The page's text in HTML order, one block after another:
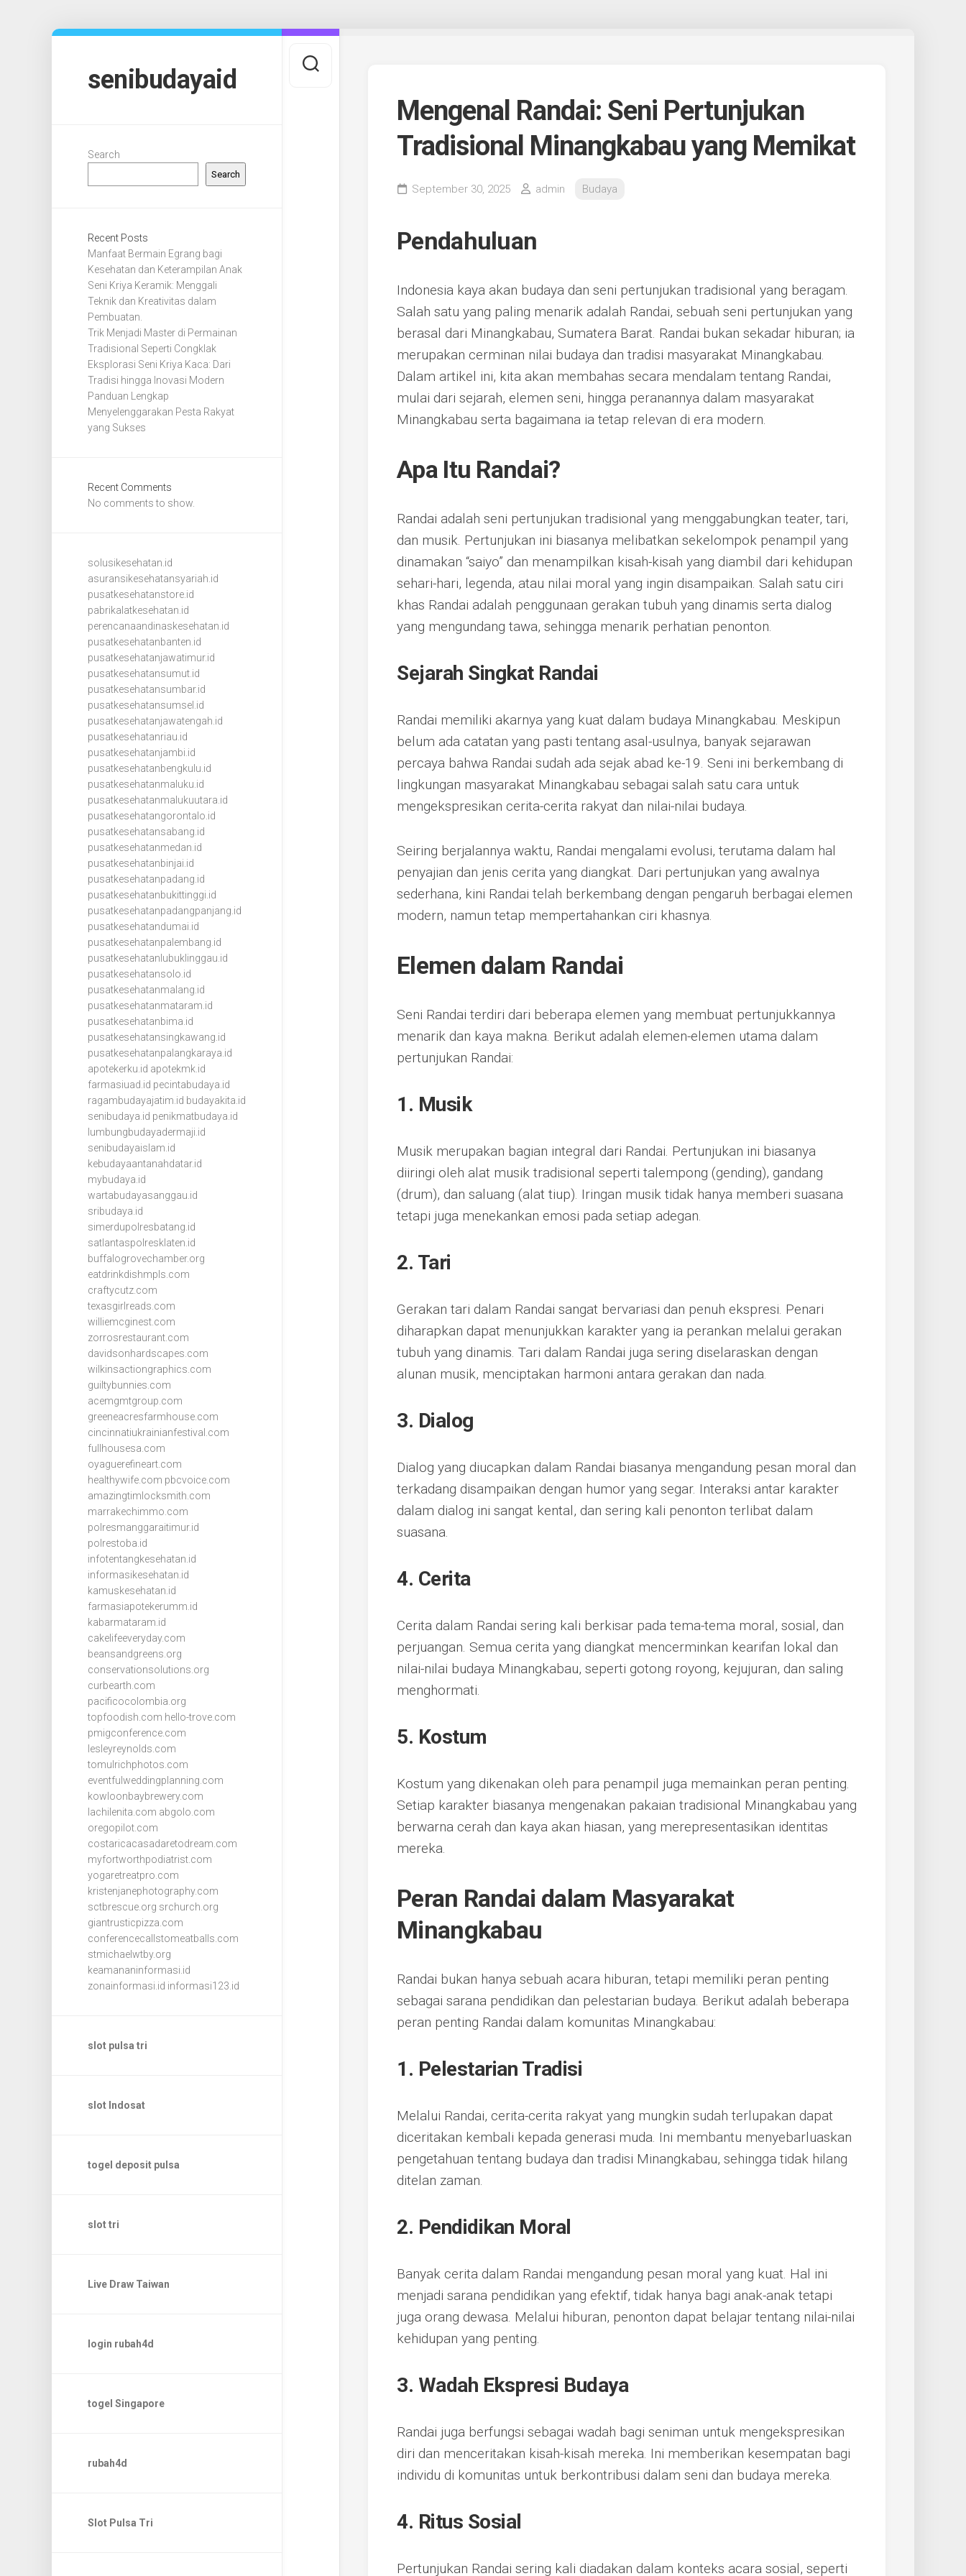
senibudayaid
Search
Search
Recent Posts
Manfaat Bermain Egrang bagi
Kesehatan dan Keterampilan Anak
Seni Kriya Keramik: Menggali
Teknik dan Kreativitas dalam
Pembuatan.
Trik Menjadi Master di Permainan
Tradisional Seperti Congklak
Eksplorasi Seni Kriya Kaca: Dari
Tradisi hingga Inovasi Modern
Panduan Lengkap
Menyelenggarakan Pesta Rakyat
yang Sukses
Recent Comments
No comments to show.
solusikesehatan.id
asuransikesehatansyariah.id
pusatkesehatanstore.id
pabrikalatkesehatan.id
perencanaandinaskesehatan.id
pusatkesehatanbanten.id
pusatkesehatanjawatimur.id
pusatkesehatansumut.id
pusatkesehatansumbar.id
pusatkesehatansumsel.id
pusatkesehatanjawatengah.id
pusatkesehatanriau.id
pusatkesehatanjambi.id
pusatkesehatanbengkulu.id
pusatkesehatanmaluku.id
pusatkesehatanmalukuutara.id
pusatkesehatangorontalo.id
pusatkesehatansabang.id
pusatkesehatanmedan.id
pusatkesehatanbinjai.id
pusatkesehatanpadang.id
pusatkesehatanbukittinggi.id
pusatkesehatanpadangpanjang.id
pusatkesehatandumai.id
pusatkesehatanpalembang.id
pusatkesehatanlubuklinggau.id
pusatkesehatansolo.id
pusatkesehatanmalang.id
pusatkesehatanmataram.id
pusatkesehatanbima.id
pusatkesehatansingkawang.id
pusatkesehatanpalangkaraya.id
apotekerku.id apotekmk.id
farmasiuad.id pecintabudaya.id
ragambudayajatim.id budayakita.id
senibudaya.id penikmatbudaya.id
lumbungbudayadermaji.id
senibudayaislam.id
kebudayaantanahdatar.id
mybudaya.id
wartabudayasanggau.id
sribudaya.id
simerdupolresbatang.id
satlantaspolresklaten.id
buffalogrovechamber.org
eatdrinkdishmpls.com
craftycutz.com
texasgirlreads.com
williemcginest.com
zorrosrestaurant.com
davidsonhardscapes.com
wilkinsactiongraphics.com
guiltybunnies.com
acemgmtgroup.com
greeneacresfarmhouse.com
cincinnatiukrainianfestival.com
fullhousesa.com
oyaguerefineart.com
healthywife.com pbcvoice.com
amazingtimlocksmith.com
marrakechimmo.com
polresmanggaraitimur.id
polrestoba.id
infotentangkesehatan.id
informasikesehatan.id
kamuskesehatan.id
farmasiapotekerumm.id
kabarmataram.id
cakelifeeveryday.com
beansandgreens.org
conservationsolutions.org
curbearth.com
pacificocolombia.org
topfoodish.com hello-trove.com
pmigconference.com
lesleyreynolds.com
tomulrichphotos.com
eventfulweddingplanning.com
kowloonbaybrewery.com
lachilenita.com abgolo.com
oregopilot.com
costaricacasadaretodream.com
myfortworthpodiatrist.com
yogaretreatpro.com
kristenjanephotography.com
sctbrescue.org srchurch.org
giantrusticpizza.com
conferencecallstomeatballs.com
stmichaelwtby.org
keamananinformasi.id
zonainformasi.id informasi123.id
slot pulsa tri
slot Indosat
togel deposit pulsa
slot tri
Live Draw Taiwan
login rubah4d
togel Singapore
rubah4d
Slot Pulsa Tri
Mengenal Randai: Seni Pertunjukan
Tradisional Minangkabau yang Memikat
September 30, 2025 admin Budaya
Pendahuluan
Indonesia kaya akan budaya dan seni pertunjukan tradisional yang beragam.
Salah satu yang paling menarik adalah Randai, sebuah seni pertunjukan yang
berasal dari Minangkabau, Sumatera Barat. Randai bukan sekadar hiburan; ia
merupakan cerminan nilai budaya dan tradisi masyarakat Minangkabau.
Dalam artikel ini, kita akan membahas secara mendalam tentang Randai,
mulai dari sejarah, elemen seni, hingga peranannya dalam masyarakat
Minangkabau serta bagaimana ia tetap relevan di era modern.
Apa Itu Randai?
Randai adalah seni pertunjukan tradisional yang menggabungkan teater, tari,
dan musik. Pertunjukan ini biasanya melibatkan sekelompok penampil yang
dinamakan “saiyo” dan menampilkan kisah-kisah yang diambil dari kehidupan
sehari-hari, legenda, atau nilai moral yang ingin disampaikan. Salah satu ciri
khas Randai adalah penggunaan gerakan tubuh yang dinamis serta dialog
yang mengundang tawa, sehingga menarik perhatian penonton.
Sejarah Singkat Randai
Randai memiliki akarnya yang kuat dalam budaya Minangkabau. Meskipun
belum ada catatan yang pasti tentang asal-usulnya, banyak sejarawan
percaya bahwa Randai sudah ada sejak abad ke-19. Seni ini berkembang di
lingkungan masyarakat Minangkabau sebagai salah satu cara untuk
mengekspresikan cerita-cerita rakyat dan nilai-nilai budaya.
Seiring berjalannya waktu, Randai mengalami evolusi, terutama dalam hal
penyajian dan jenis cerita yang diangkat. Dari pertunjukan yang awalnya
sederhana, kini Randai telah berkembang dengan pengaruh berbagai elemen
modern, namun tetap mempertahankan ciri khasnya.
Elemen dalam Randai
Seni Randai terdiri dari beberapa elemen yang membuat pertunjukkannya
menarik dan kaya makna. Berikut adalah elemen-elemen utama dalam
pertunjukan Randai:
1. Musik
Musik merupakan bagian integral dari Randai. Pertunjukan ini biasanya
diiringi oleh alat musik tradisional seperti talempong (gending), gandang
(drum), dan saluang (alat tiup). Iringan musik tidak hanya memberi suasana
tetapi juga menekankan emosi pada setiap adegan.
2. Tari
Gerakan tari dalam Randai sangat bervariasi dan penuh ekspresi. Penari
diharapkan dapat menunjukkan karakter yang ia perankan melalui gerakan
tubuh yang dinamis. Tari dalam Randai juga sering diselaraskan dengan
alunan musik, menciptakan harmoni antara gerakan dan nada.
3. Dialog
Dialog yang diucapkan dalam Randai biasanya mengandung pesan moral dan
terkadang disampaikan dengan humor yang segar. Interaksi antar karakter
dalam dialog ini sangat kental, dan sering kali penonton terlibat dalam
suasana.
4. Cerita
Cerita dalam Randai sering kali berkisar pada tema-tema moral, sosial, dan
perjuangan. Semua cerita yang diangkat mencerminkan kearifan lokal dan
nilai-nilai budaya Minangkabau, seperti gotong royong, kejujuran, dan saling
menghormati.
5. Kostum
Kostum yang dikenakan oleh para penampil juga memainkan peran penting.
Setiap karakter biasanya mengenakan pakaian tradisional Minangkabau yang
berwarna cerah dan kaya akan hiasan, yang merepresentasikan identitas
mereka.
Peran Randai dalam Masyarakat
Minangkabau
Randai bukan hanya sebuah acara hiburan, tetapi memiliki peran penting
sebagai sarana pendidikan dan pelestarian budaya. Berikut adalah beberapa
peran penting Randai dalam komunitas Minangkabau:
1. Pelestarian Tradisi
Melalui Randai, cerita-cerita rakyat yang mungkin sudah terlupakan dapat
diceritakan kembali kepada generasi muda. Ini membantu menyebarluaskan
pengetahuan tentang budaya dan tradisi Minangkabau, sehingga tidak hilang
ditelan zaman.
2. Pendidikan Moral
Banyak cerita dalam Randai mengandung pesan moral yang kuat. Hal ini
menjadi sarana pendidikan yang efektif, tidak hanya bagi anak-anak tetapi
juga orang dewasa. Melalui hiburan, penonton dapat belajar tentang nilai-nilai
kehidupan yang penting.
3. Wadah Ekspresi Budaya
Randai juga berfungsi sebagai wadah bagi seniman untuk mengekspresikan
diri dan menceritakan kisah-kisah mereka. Ini memberikan kesempatan bagi
individu di komunitas untuk berkontribusi dalam seni dan budaya mereka.
4. Ritus Sosial
Pertunjukan Randai sering kali diadakan dalam konteks acara sosial, seperti